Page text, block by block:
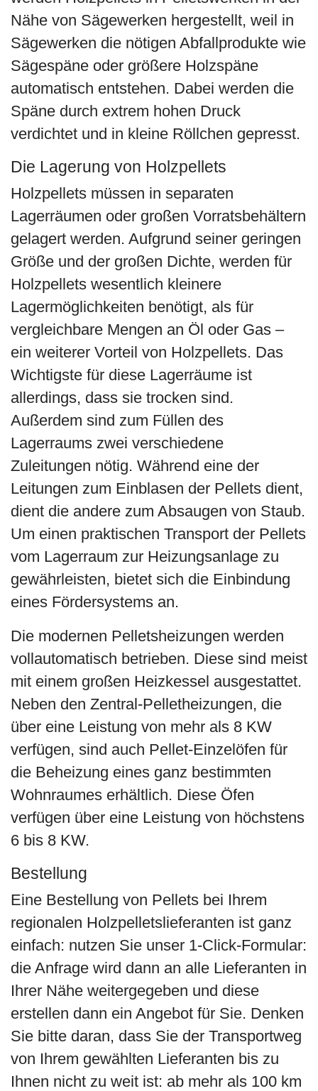
Nähe von Sägewerken hergestellt, weil in
Sägewerken die nötigen Abfallprodukte wie
Sägespäne oder größere Holzspäne
automatisch entstehen. Dabei werden die
Späne durch extrem hohen Druck
verdichtet und in kleine Röllchen gepresst.
Die Lagerung von Holzpellets
Holzpellets müssen in separaten
Lagerräumen oder großen Vorratsbehältern
gelagert werden. Aufgrund seiner geringen
Größe und der großen Dichte, werden für
Holzpellets wesentlich kleinere
Lagermöglichkeiten benötigt, als für
vergleichbare Mengen an Öl oder Gas –
ein weiterer Vorteil von Holzpellets. Das
Wichtigste für diese Lagerräume ist
allerdings, dass sie trocken sind.
Außerdem sind zum Füllen des
Lagerraums zwei verschiedene
Zuleitungen nötig. Während eine der
Leitungen zum Einblasen der Pellets dient,
dient die andere zum Absaugen von Staub.
Um einen praktischen Transport der Pellets
vom Lagerraum zur Heizungsanlage zu
gewährleisten, bietet sich die Einbindung
eines Fördersystems an.
Die modernen Pelletsheizungen werden
vollautomatisch betrieben. Diese sind meist
mit einem großen Heizkessel ausgestattet.
Neben den Zentral-Pelletheizungen, die
über eine Leistung von mehr als 8 KW
verfügen, sind auch Pellet-Einzelöfen für
die Beheizung eines ganz bestimmten
Wohnraumes erhältlich. Diese Öfen
verfügen über eine Leistung von höchstens
6 bis 8 KW.
Bestellung
Eine Bestellung von Pellets bei Ihrem
regionalen Holzpelletslieferanten ist ganz
einfach: nutzen Sie unser 1-Click-Formular:
die Anfrage wird dann an alle Lieferanten in
Ihrer Nähe weitergegeben und diese
erstellen dann ein Angebot für Sie. Denken
Sie bitte daran, dass Sie der Transportweg
von Ihrem gewählten Lieferanten bis zu
Ihnen nicht zu weit ist: ab mehr als 100 km